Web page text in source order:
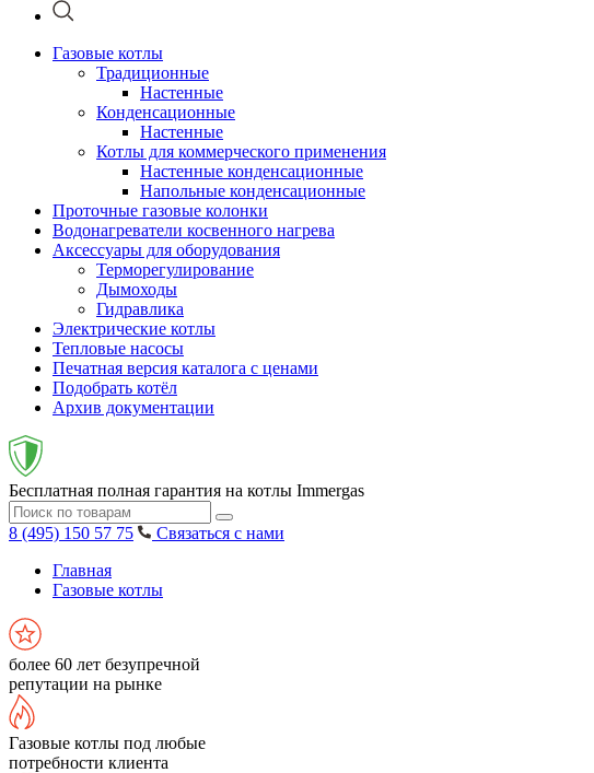
Газовые котлы
Традиционные
Настенные
Конденсационные
Настенные
Котлы для коммерческого применения
Настенные конденсационные
Напольные конденсационные
Проточные газовые колонки
Водонагреватели косвенного нагрева
Аксессуары для оборудования
Терморегулирование
Дымоходы
Гидравлика
Электрические котлы
Тепловые насосы
Печатная версия каталога с ценами
Подобрать котёл
Архив документации
Бесплатная полная гарантия на котлы Immergas
8 (495) 150 57 75
Связаться с нами
Главная
Газовые котлы
более 60 лет безупречной
репутации на рынке
Газовые котлы под любые
потребности клиента